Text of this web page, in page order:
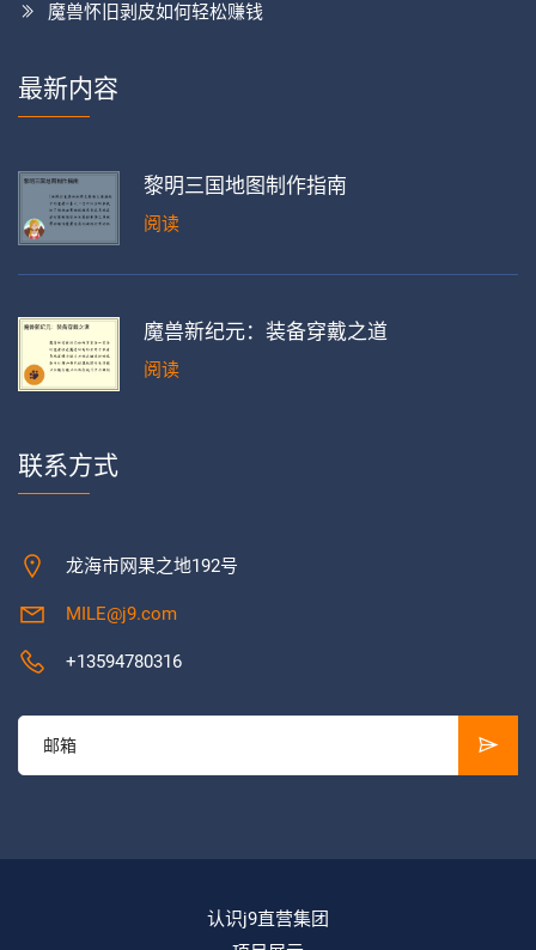
魔兽怀旧剥皮如何轻松赚钱
最新内容
黎明三国地图制作指南
阅读
魔兽新纪元：装备穿戴之道
阅读
联系方式
龙海市网果之地192号
MILE@j9.com
+13594780316
认识j9直营集团